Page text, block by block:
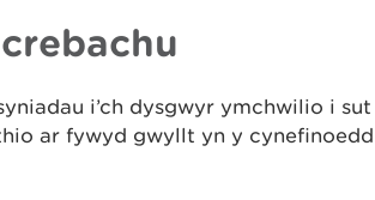
i’ch dysgwyr ymchwilio i sut
ar fywyd gwyllt yn y cynefinoedd